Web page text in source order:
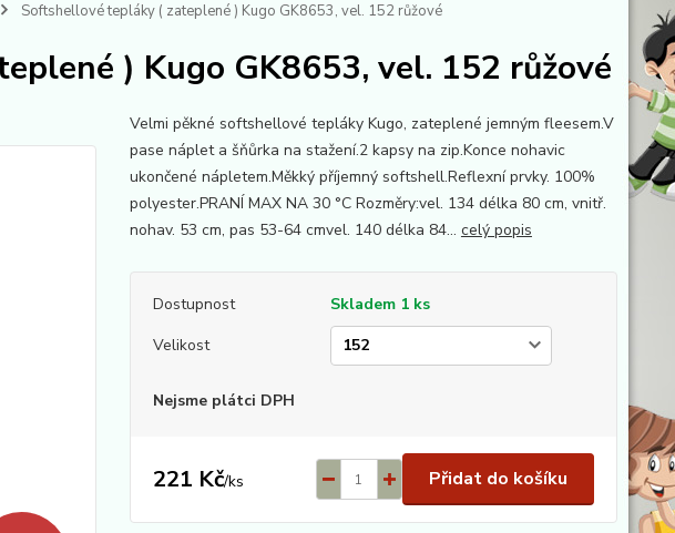
Softshellové tepláky ( zateplené ) Kugo GK8653, vel. 152 růžové
) Kugo GK8653, vel. 152 růžové
Velmi pěkné softshellové tepláky Kugo, zateplené jemným fleesem.V
pase náplet a šňůrka na stažení.2 kapsy na zip.Konce nohavic
ukončené nápletem.Měkký příjemný softshell.Reflexní prvky. 100%
polyester.PRANÍ MAX NA 30 °C Rozměry:vel. 134 délka 80 cm, vnitř.
nohav. 53 cm, pas 53-64 cmvel. 140 délka 84... celý popis
Dostupnost
Skladem 1 ks
Velikost
Nejsme plátci DPH
221 Kč/ks Přidat do košíku